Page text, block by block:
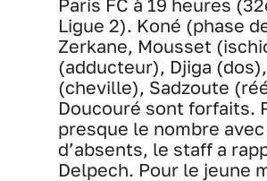
Paris FC à 19 heures
Ligue 2). Koné (phase
Zerkane, Mousset
(adducteur), Djiga
(cheville), Sadzoute
Doucouré sont forfaits.
presque le nombre
d’absents, le staff a
Delpech. Pour le jeune